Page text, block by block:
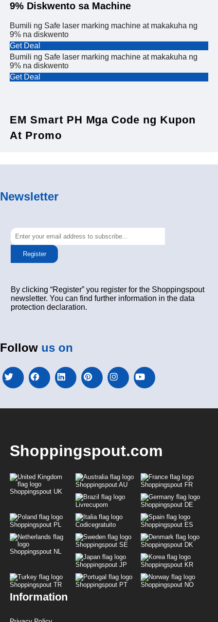
9% Diskwento sa Machine
Bumili ng Safe laser marking machine at makakuha ng
9% na diskwento
Get Deal
Bumili ng Safe laser marking machine at makakuha ng
9% na diskwento
Get Deal
EM Smart PH Mga Code ng Kupon
At Promo
Newsletter
Register
By clicking “Register” you register for the Shoppingspout
newsletter. You can find further information in the data
protection declaration.
Follow us on
Shoppingspout.com
Shoppingspout UK
Shoppingspout AU Shoppingspout FR
Livrecupom Shoppingspout DE
Shoppingspout PL Codicegratuito Shoppingspout ES
Shoppingspout NL
Shoppingspout SE Shoppingspout DK
Shoppingspout JP Shoppingspout KR
Shoppingspout TR Shoppingspout PT Shoppingspout NO
Information